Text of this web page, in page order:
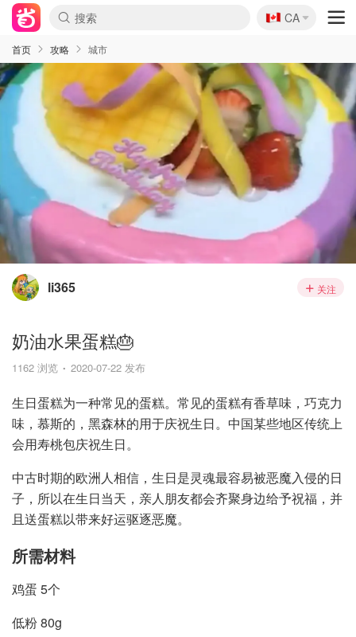
🇨🇦
CA
首页 攻略 城市
li365 关注
奶油水果蛋糕🎂
1162 浏览 2020-07-22 发布
生日蛋糕为一种常见的蛋糕。常见的蛋糕有香草味，巧克力
味，慕斯的，黑森林的用于庆祝生日。中国某些地区传统上
会用寿桃包庆祝生日。
中古时期的欧洲人相信，生日是灵魂最容易被恶魔入侵的日
子，所以在生日当天，亲人朋友都会齐聚身边给予祝福，并
且送蛋糕以带来好运驱逐恶魔。
所需材料
鸡蛋 5个
低粉 80g